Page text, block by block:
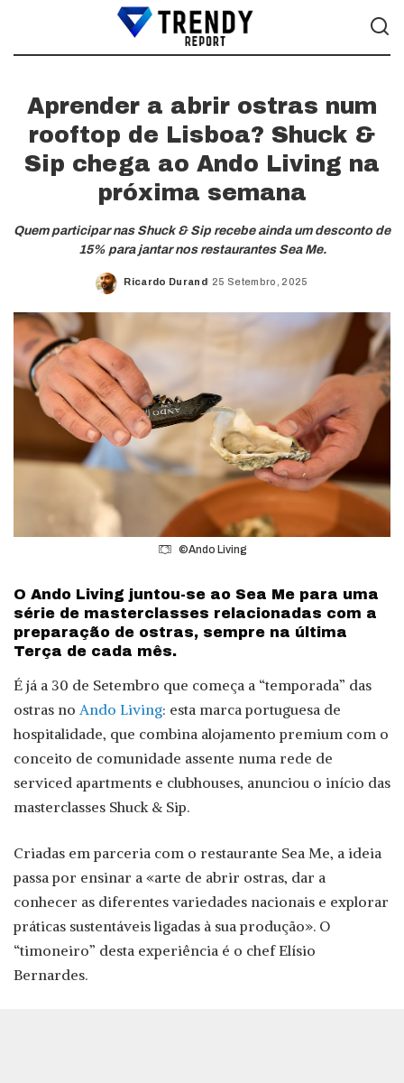
Aprender a abrir ostras num
rooftop de Lisboa? Shuck &
Sip chega ao Ando Living na
próxima semana
Quem participar nas Shuck & Sip recebe ainda um desconto de
15% para jantar nos restaurantes Sea Me.
Posted
Ricardo Durand 25 Setembro, 2025
©Ando Living
O Ando Living juntou-se ao Sea Me para uma
série de masterclasses relacionadas com a
preparação de ostras, sempre na última
Terça de cada mês.
É já a 30 de Setembro que começa a “temporada” das
ostras no Ando Living: esta marca portuguesa de
hospitalidade, que combina alojamento premium com o
conceito de comunidade assente numa rede de
serviced apartments e clubhouses, anunciou o início das
masterclasses Shuck & Sip.
Criadas em parceria com o restaurante Sea Me, a ideia
passa por ensinar a «arte de abrir ostras, dar a
conhecer as diferentes variedades nacionais e explorar
práticas sustentáveis ligadas à sua produção». O
“timoneiro” desta experiência é o chef Elísio
Bernardes.